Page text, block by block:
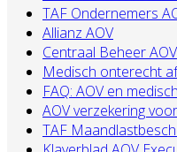
TAF Ondernemers
Allianz AOV
Centraal Beheer AOV
Medisch onterecht
FAQ: AOV en
AOV verzekering
TAF